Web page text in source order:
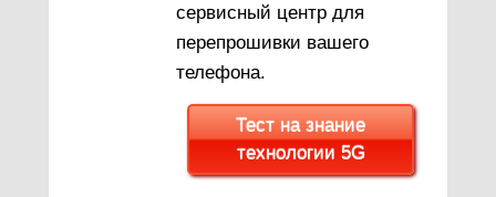
сервисный центр для
перепрошивки вашего
телефона.
Тест на знание
технологии 5G